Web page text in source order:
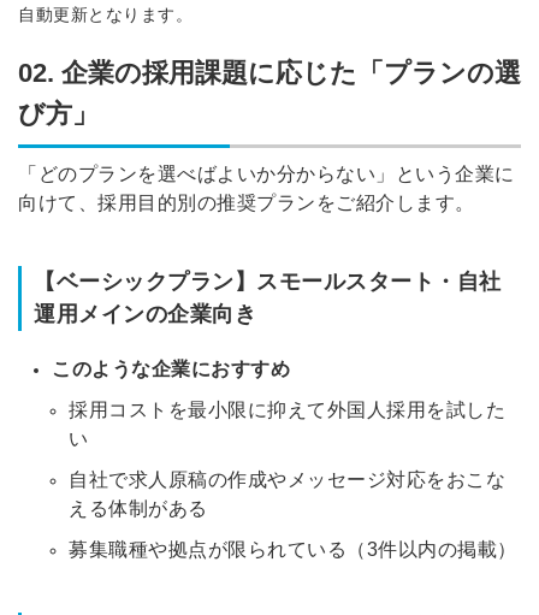
自動更新となります。
02. 企業の採用課題に応じた「プランの選
び方」
「どのプランを選べばよいか分からない」という企業に
向けて、採用目的別の推奨プランをご紹介します。
【ベーシックプラン】スモールスタート・自社
運用メインの企業向き
このような企業におすすめ
採用コストを最小限に抑えて外国人採用を試した
い
自社で求人原稿の作成やメッセージ対応をおこな
える体制がある
募集職種や拠点が限られている（3件以内の掲載）